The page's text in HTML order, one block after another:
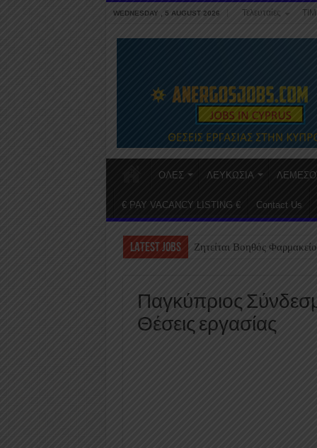
WEDNESDAY , 5 AUGUST 2026 Τελευταίες
ΟΛΕΣ ΛΕΥΚΩΣΙΑ
€ PAY VACANCY LISTING € Contact Us
LATEST JOBS Ζητείται Βοηθός
Παγκύπριος
Θέσεις εργασίας